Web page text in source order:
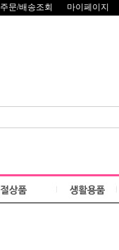
주문/배송조회 마이페이지